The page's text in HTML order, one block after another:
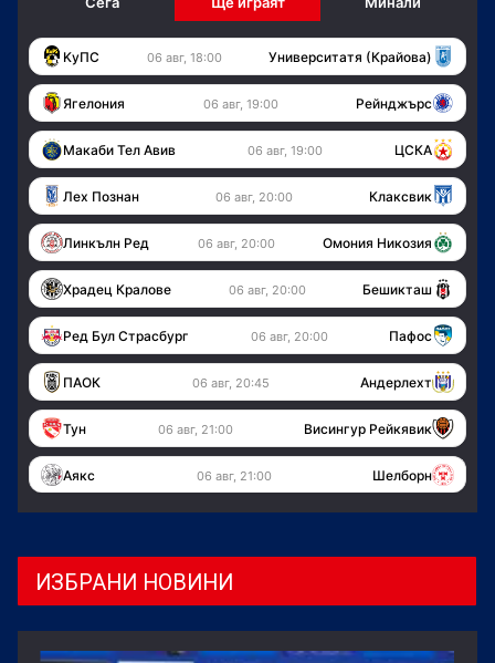
KуПС 06 авг, 18:00 Университатя (Крайова)
Ягелония 06 авг, 19:00 Рейнджърс
Макаби Тел Авив 06 авг, 19:00 ЦСКА
Лех Познан 06 авг, 20:00 Клаксвик
Линкълн Ред 06 авг, 20:00 Омония Никозия
Храдец Кралове 06 авг, 20:00 Бешикташ
Ред Бул Страсбург 06 авг, 20:00 Пафос
ПАОК 06 авг, 20:45 Андерлехт
Тун 06 авг, 21:00 Висингур Рейкявик
Аякс 06 авг, 21:00 Шелборн
ИЗБРАНИ НОВИНИ